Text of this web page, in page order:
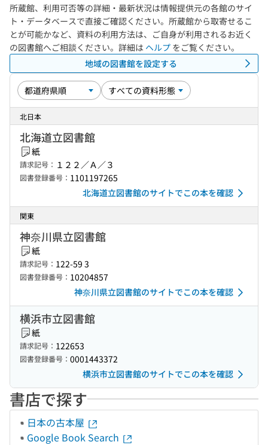
所蔵館、利用可否等の詳細・最新状況は情報提供元の各館のサイ
ト・データベースで直接ご確認ください。所蔵館から取寄せるこ
とが可能かなど、資料の利用方法は、ご自身が利用されるお近く
の図書館へご相談ください。詳細は ヘルプ をご覧ください。
地域の図書館を設定する
北日本
北海道立図書館
紙
請求記号： １２２／Ａ／３
図書登録番号： 1101197265
北海道立図書館のサイトでこの本を確認
関東
神奈川県立図書館
紙
請求記号： 122-59 3
図書登録番号： 10204857
神奈川県立図書館のサイトでこの本を確認
横浜市立図書館
紙
請求記号： 122653
図書登録番号： 0001443372
横浜市立図書館のサイトでこの本を確認
書店で探す
日本の古本屋
Google Book Search